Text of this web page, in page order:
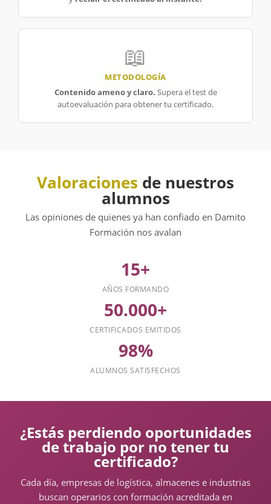
📖
METODOLOGÍA
Contenido ameno y claro. Supera el test de
autoevaluación para obtener tu certificado.
Valoraciones de nuestros
alumnos
Las opiniones de quienes ya han confiado en Damito
Formación nos avalan
15+
AÑOS FORMANDO
50.000+
CERTIFICADOS EMITIDOS
98%
ALUMNOS SATISFECHOS
¿Estás perdiendo oportunidades
de trabajo por no tener tu
certificado?
Cada día, empresas de logística, almacenes e industrias
buscan operarios con formación acreditada en